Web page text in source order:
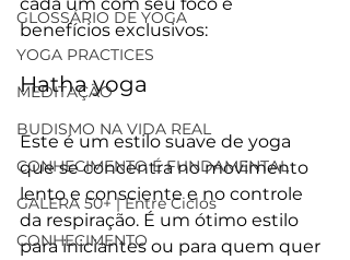
GLOSSÁRIO DE YOGA
YOGA PRACTICES
MEDITAÇÃO
BUDISMO NA VIDA REAL
CONHECIMENTO É FUNDAMENTAL
GALERA 50+ | Entre Ciclos
CONHECIMENTO
benefícios exclusivos:
Hatha yoga
Este é um estilo suave de yoga
que se concentra no movimento
lento e consciente e no controle
da respiração. É um ótimo estilo
para iniciantes ou para quem quer